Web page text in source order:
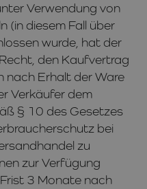
Verwendung von
(in diesem Fall über
wurde, hat der
den Kaufvertrag
nach Erhalt der Ware
Verkäufer dem
§ 10 des Gesetzes
bei
zu
zur Verfügung
3 Monate nach